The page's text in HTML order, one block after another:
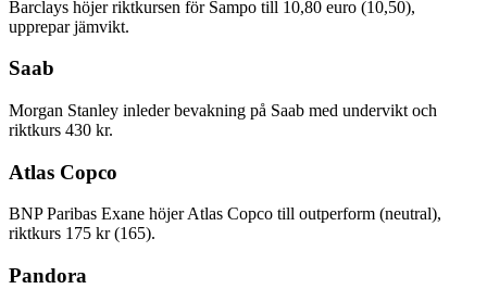
Barclays höjer riktkursen för Sampo till 10,80 euro (10,50),
upprepar jämvikt.
Saab
Morgan Stanley inleder bevakning på Saab med undervikt och
riktkurs 430 kr.
Atlas Copco
BNP Paribas Exane höjer Atlas Copco till outperform (neutral),
riktkurs 175 kr (165).
Pandora